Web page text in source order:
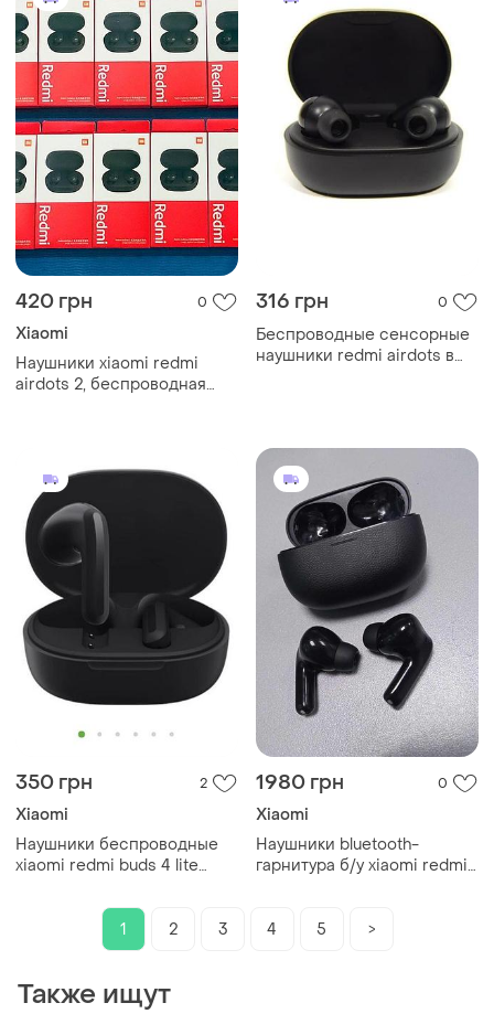
420 грн 0
Xiaomi
Наушники xiaomi redmi
airdots 2, беспроводная
316 грн 0
Беспроводные сенсорные
наушники redmi airdots в
350 грн 2
Xiaomi
Наушники беспроводные
xiaomi redmi buds 4 lite
1980 грн 0
Xiaomi
Наушники bluetooth-
гарнитура б/у xiaomi redmi
1 2 3 4 5 >
Также ищут